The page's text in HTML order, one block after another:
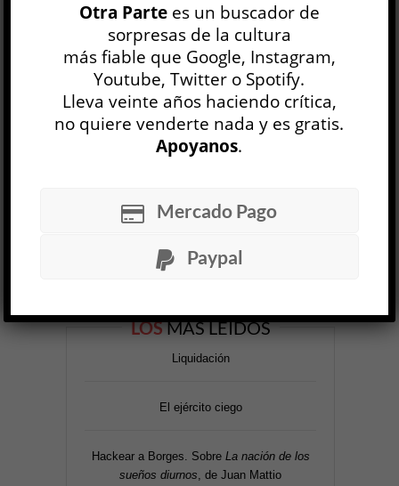
30 NÚMEROS
ARCHIVOOP SEMANAL
LOSMÁS LEÍDOS
Liquidación
El ejército ciego
Hackear a Borges. Sobre La nación de los
sueños diurnos , de Juan Mattio
Otra Partees un buscador de
sorpresas de la cultura
más fiable que Google, Instagram,
Youtube, Twitter o Spotify.
Lleva veinte años haciendo crítica,
no quiere venderte nada y es gratis.
Apoyanos.
Mercado Pago
Paypal